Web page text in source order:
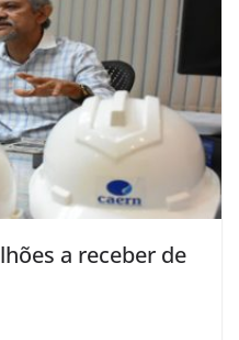
a receber de